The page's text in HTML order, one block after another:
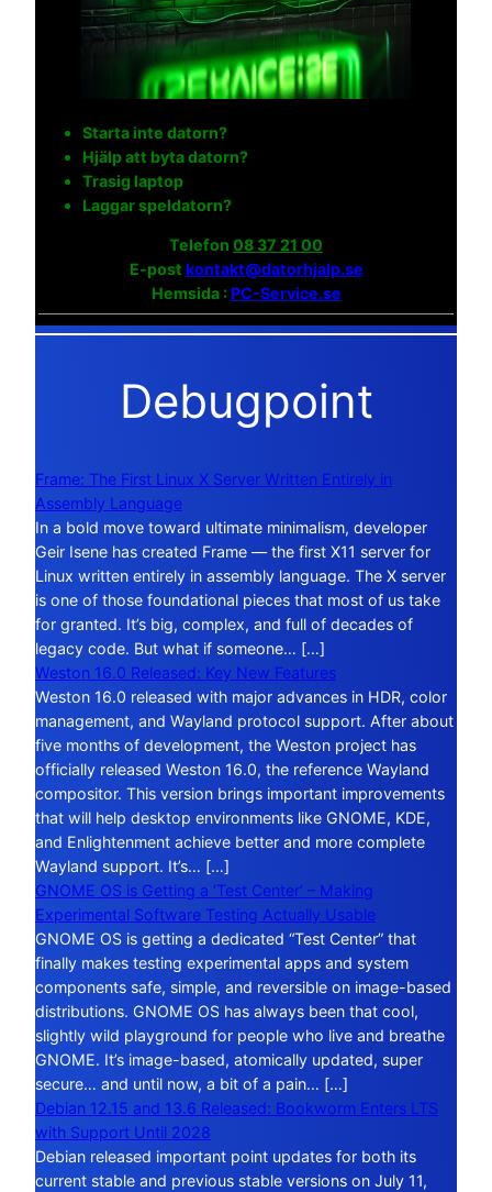
Starta inte datorn?
Hjälp att byta datorn?
Trasig laptop
Laggar speldatorn?
Telefon 08 37 21 00
E-post kontakt@datorhjalp.se
Hemsida :PC-Service.se
Debugpoint
Frame: The First Linux X Server Written Entirely in
Assembly Language
In a bold move toward ultimate minimalism, developer
Geir Isene has created Frame — the first X11 server for
Linux written entirely in assembly language. The X server
is one of those foundational pieces that most of us take
for granted. It’s big, complex, and full of decades of
legacy code. But what if someone… […]
Weston 16.0 Released: Key New Features
Weston 16.0 released with major advances in HDR, color
management, and Wayland protocol support. After about
five months of development, the Weston project has
officially released Weston 16.0, the reference Wayland
compositor. This version brings important improvements
that will help desktop environments like GNOME, KDE,
and Enlightenment achieve better and more complete
Wayland support. It’s… […]
GNOME OS is Getting a ‘Test Center’ – Making
Experimental Software Testing Actually Usable
GNOME OS is getting a dedicated “Test Center” that
finally makes testing experimental apps and system
components safe, simple, and reversible on image-based
distributions. GNOME OS has always been that cool,
slightly wild playground for people who live and breathe
GNOME. It’s image-based, atomically updated, super
secure… and until now, a bit of a pain… […]
Debian 12.15 and 13.6 Released: Bookworm Enters LTS
with Support Until 2028
Debian released important point updates for both its
current stable and previous stable versions on July 11,